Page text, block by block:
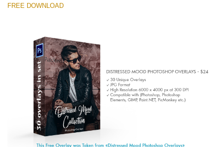
Large 6000*4000px
Entire Collection
(1783 Overlays)
Large 6000*4000px
Ingyenes letöltés
FREE DOWNLOAD